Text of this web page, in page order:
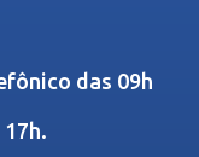
das 09h
17h.